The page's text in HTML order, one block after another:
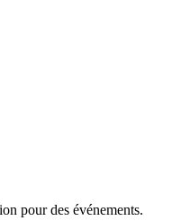
pour des événements.